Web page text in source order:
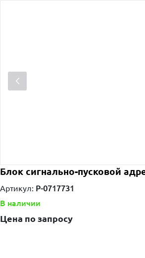
Блок сигнально-пусковой
Артикул: P-0717731
В наличии
Цена по запросу